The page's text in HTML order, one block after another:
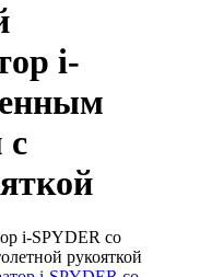
i-
с
i-SPYDER со
рукояткой